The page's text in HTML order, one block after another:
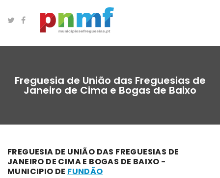
Freguesia de União das Freguesias de
Janeiro de Cima e Bogas de Baixo
FREGUESIA DE UNIÃO DAS FREGUESIAS DE
JANEIRO DE CIMA E BOGAS DE BAIXO -
MUNICIPIO DE FUNDÃO